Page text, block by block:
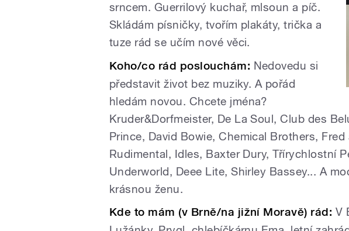
srncem. Guerrilový kuchař, mlsoun a píč.
Skládám písničky, tvořím plakáty, trička a
tuze rád se učím nové věci.
Koho/co rád poslouchám: Nedovedu si
představit život bez muziky. A pořád
hledám novou. Chcete jména?
Kruder&Dorfmeister, De La Soul, Club des
Prince, David Bowie, Chemical Brothers,
Rudimental, Idles, Baxter Dury, Třírychlostní
Underworld, Deee Lite, Shirley Bassey... A
krásnou ženu.
Kde to mám (v Brně/na jižní Moravě) rád: V